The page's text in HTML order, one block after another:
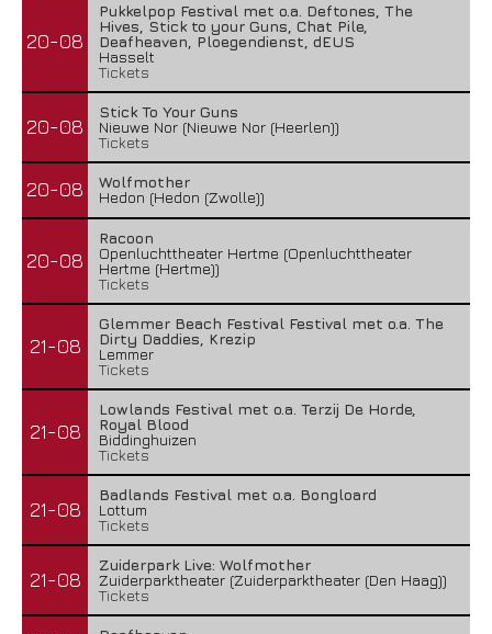
20-08
Pukkelpop Festival met o.a. Deftones, The
Hives, Stick to your Guns, Chat Pile,
Deafheaven, Ploegendienst, dEUS
Hasselt
Tickets
20-08
Stick To Your Guns
Nieuwe Nor (Nieuwe Nor (Heerlen))
Tickets
20-08
Wolfmother
Hedon (Hedon (Zwolle))
20-08
Racoon
Openluchttheater Hertme (Openluchttheater
Hertme (Hertme))
Tickets
21-08
Glemmer Beach Festival Festival met o.a. The
Dirty Daddies, Krezip
Lemmer
Tickets
21-08
Lowlands Festival met o.a. Terzij De Horde,
Royal Blood
Biddinghuizen
Tickets
21-08
Badlands Festival met o.a. Bongloard
Lottum
Tickets
21-08
Zuiderpark Live: Wolfmother
Zuiderparktheater (Zuiderparktheater (Den Haag))
Tickets